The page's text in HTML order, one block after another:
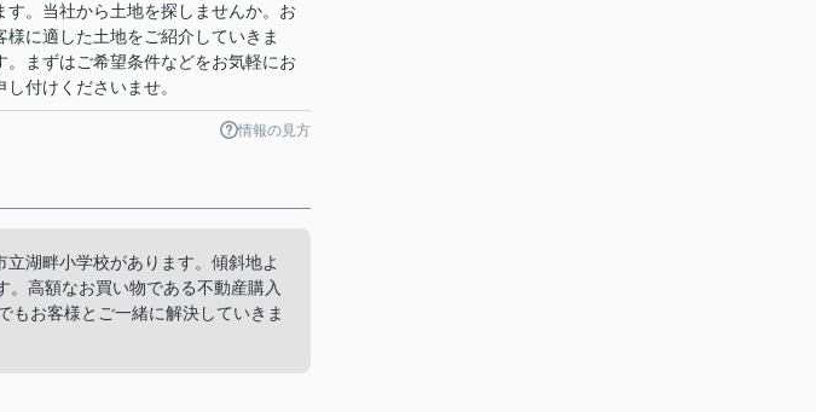
す。当社から土地を探しませんか。お
様に適した土地をご紹介していきま
。まずはご希望条件などをお気軽にお
し付けくださいませ。
情報の見方
湖畔小学校があります。傾斜地よ
高額なお買い物である不動産購入
もお客様とご一緒に解決していきま